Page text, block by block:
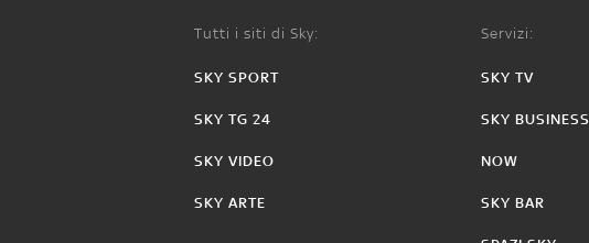
Tutti i siti di Sky:
SKY SPORT
SKY TG 24
SKY VIDEO
SKY ARTE
Servizi:
SKY TV
SKY BUSINESS
NOW
SKY BAR